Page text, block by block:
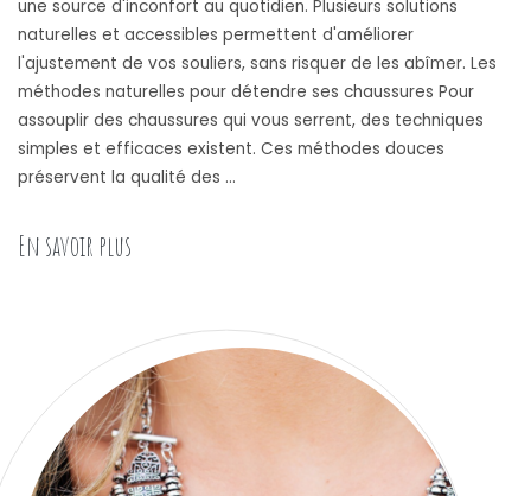
une source d'inconfort au quotidien. Plusieurs solutions
naturelles et accessibles permettent d'améliorer
l'ajustement de vos souliers, sans risquer de les abîmer. Les
méthodes naturelles pour détendre ses chaussures Pour
assouplir des chaussures qui vous serrent, des techniques
simples et efficaces existent. Ces méthodes douces
préservent la qualité des …
En savoir plus